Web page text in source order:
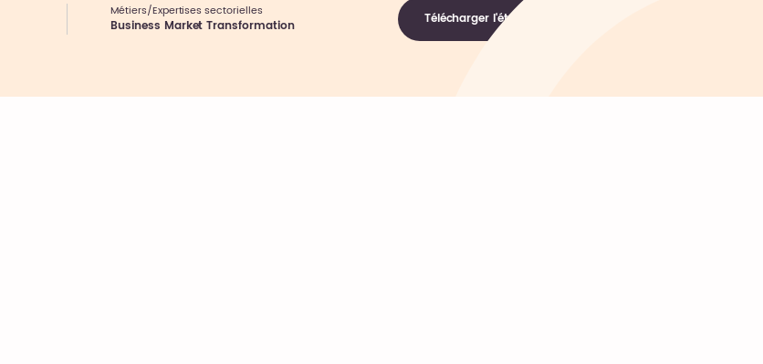
Métiers/Expertises sectorielles
Business Market Transformation Télécharger l'étude